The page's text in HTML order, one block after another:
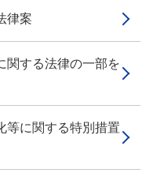
律案
関する法律の一部を
等に関する特別措置